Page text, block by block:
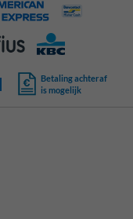
Betaling achteraf
is mogelijk